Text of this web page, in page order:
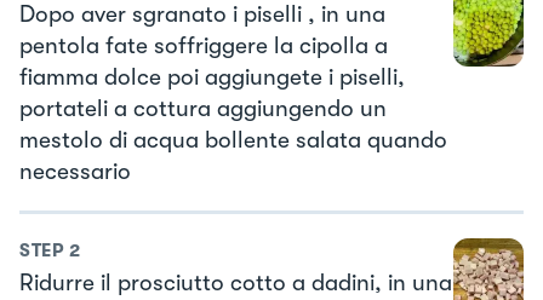
Dopo aver sgranato i piselli , in una
pentola fate soffriggere la cipolla a
fiamma dolce poi aggiungete i piselli,
portateli a cottura aggiungendo un
mestolo di acqua bollente salata quando
necessario
STEP 2
Ridurre il prosciutto cotto a dadini, in una